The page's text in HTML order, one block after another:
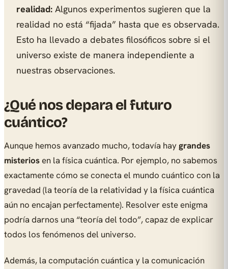
realidad: Algunos experimentos sugieren que la
realidad no está “fijada” hasta que es observada.
Esto ha llevado a debates filosóficos sobre si el
universo existe de manera independiente a
nuestras observaciones.
¿Qué nos depara el futuro
cuántico?
Aunque hemos avanzado mucho, todavía haygrandes
misteriosen la física cuántica. Por ejemplo, no sabemos
exactamente cómo se conecta el mundo cuántico con la
gravedad (la teoría de la relatividad y la física cuántica
aún no encajan perfectamente). Resolver este enigma
podría darnos una “teoría del todo”, capaz de explicar
todos los fenómenos del universo.
Además, la computación cuántica y la comunicación